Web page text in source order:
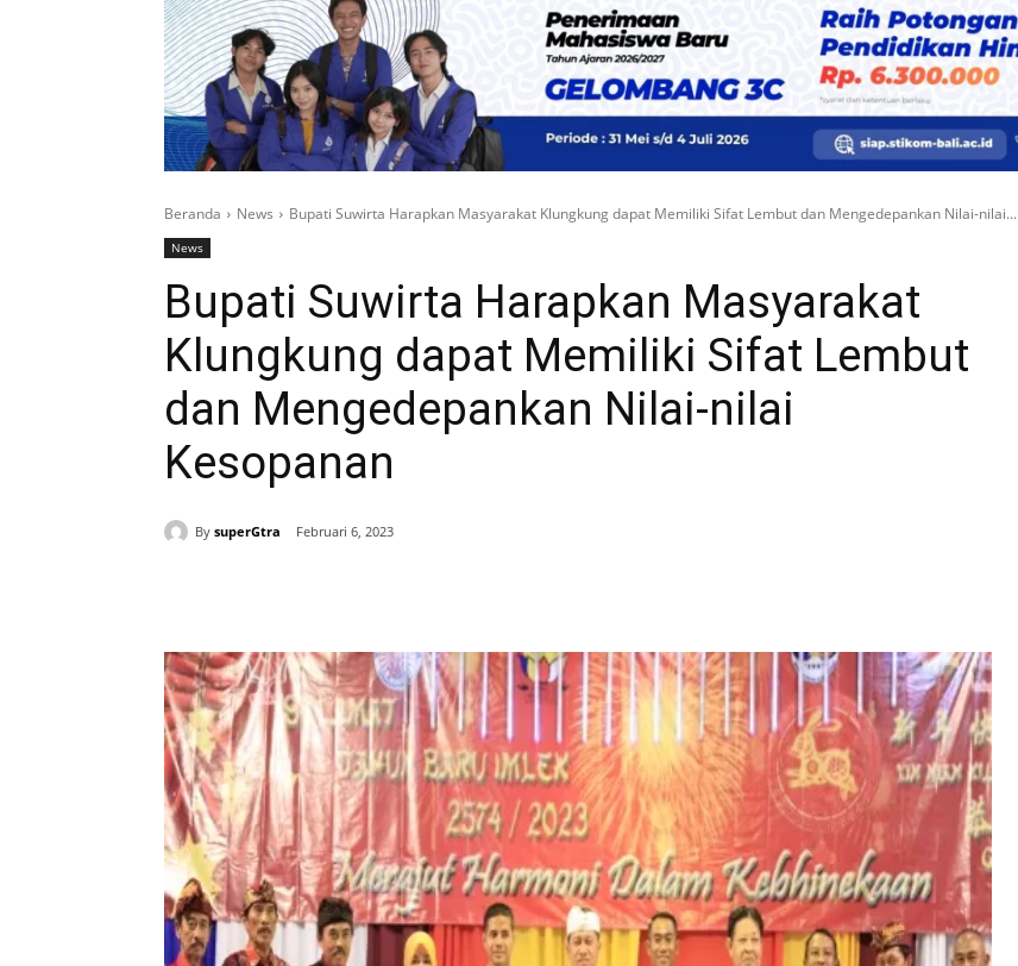
Beranda News Bupati Suwirta Harapkan Masyarakat Klungkung dapat Memiliki Sifat Lembut dan Mengedepankan Nilai-nilai...
News
Bupati Suwirta Harapkan Masyarakat
Klungkung dapat Memiliki Sifat Lembut
dan Mengedepankan Nilai-nilai
Kesopanan
By superGtra Februari 6, 2023